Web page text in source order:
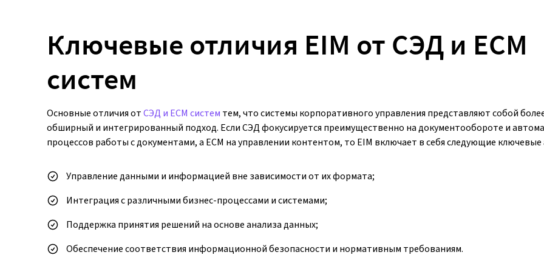
Ключевые отличия EIM от СЭД и ECM
систем
Основные отличия отСЭД и ECM систем тем, что системы корпоративного управления представляют собой
обширный и интегрированный подход. Если СЭД фокусируется преимущественно на документообороте и
процессов работы с документами, а ECM на управлении контентом, то EIM включает в себя следующие ключевые
Управление данными и информацией вне зависимости от их формата;
Интеграция с различными бизнес-процессами и системами;
Поддержка принятия решений на основе анализа данных;
Обеспечение соответствия информационной безопасности и нормативным требованиям.